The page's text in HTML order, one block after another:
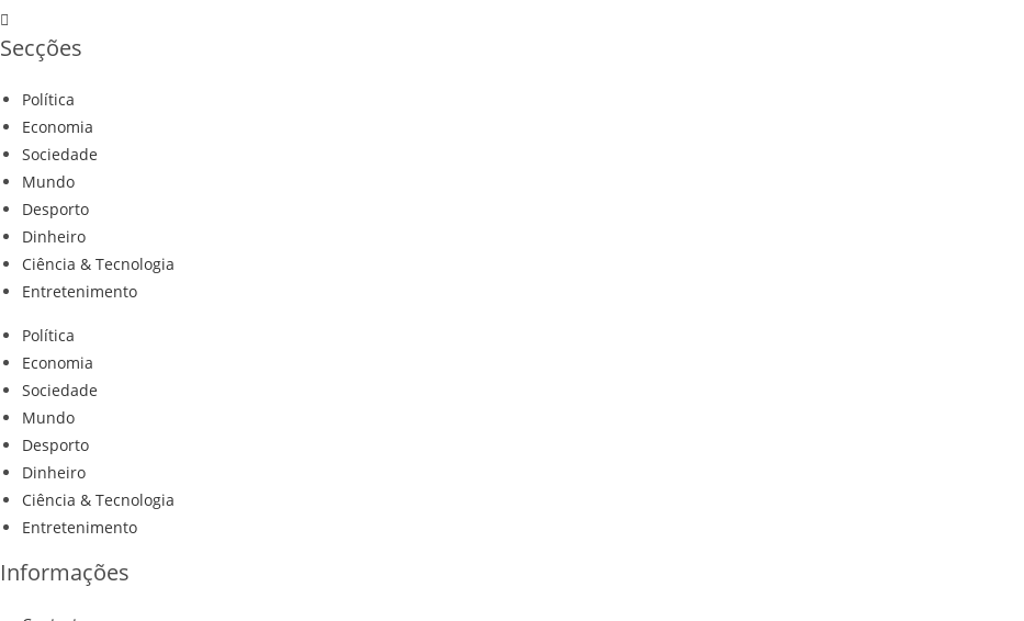
Secções
Política
Economia
Sociedade
Mundo
Desporto
Dinheiro
Ciência & Tecnologia
Entretenimento
Política
Economia
Sociedade
Mundo
Desporto
Dinheiro
Ciência & Tecnologia
Entretenimento
Informações